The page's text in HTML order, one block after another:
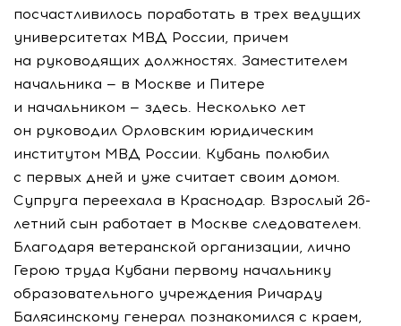
посчастливилось поработать в трех ведущих
университетах МВД России, причем
на руководящих должностях. Заместителем
начальника — в Москве и Питере
и начальником — здесь. Несколько лет
он руководил Орловским юридическим
институтом МВД России. Кубань полюбил
с первых дней и уже считает своим домом.
Супруга переехала в Краснодар. Взрослый 26-
летний сын работает в Москве следователем.
Благодаря ветеранской организации, лично
Герою труда Кубани первому начальнику
образовательного учреждения Ричарду
Балясинскому генерал познакомился с краем,